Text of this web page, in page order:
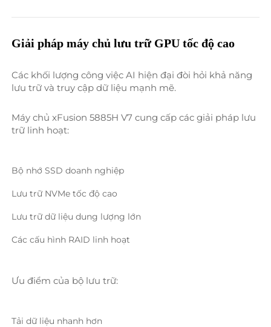
Giải pháp máy chủ lưu trữ GPU tốc độ cao
Các khối lượng công việc AI hiện đại đòi hỏi khả năng
lưu trữ và truy cập dữ liệu mạnh mẽ.
Máy chủ xFusion 5885H V7 cung cấp các giải pháp lưu
trữ linh hoạt:
Bộ nhớ SSD doanh nghiệp
Lưu trữ NVMe tốc độ cao
Lưu trữ dữ liệu dung lượng lớn
Các cấu hình RAID linh hoạt
Ưu điểm của bộ lưu trữ:
Tải dữ liệu nhanh hơn